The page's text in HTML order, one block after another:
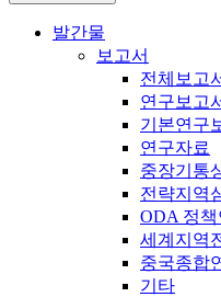
발간물
보고서
전체보고
연구보고
기본연구
연구자료
중장기통
전략지역
ODA 정책
세계지역
중국종합
기타